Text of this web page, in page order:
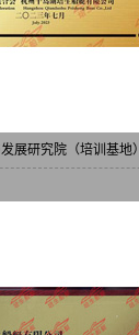
展研究院（培训基地）